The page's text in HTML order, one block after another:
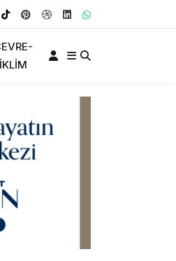
İKLIM